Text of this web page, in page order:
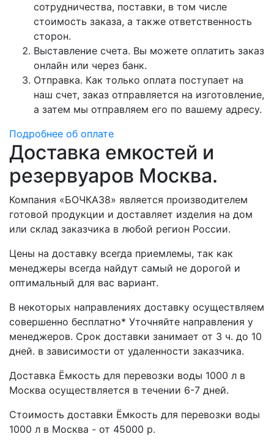
сотрудничества, поставки, в том числе
стоимость заказа, а также ответственность
сторон.
Выставление счета. Вы можете оплатить заказ
онлайн или через банк.
Отправка. Как только оплата поступает на
наш счет, заказ отправляется на изготовление,
а затем мы отправляем его по вашему адресу.
Подробнее об оплате
Доставка емкостей и
резервуаров Москва.
Компания «БОЧКА38» является производителем
готовой продукции и доставляет изделия на дом
или склад заказчика в любой регион России.
Цены на доставку всегда приемлемы, так как
менеджеры всегда найдут самый не дорогой и
оптимальный для вас вариант.
В некоторых направлениях доставку осуществляем
совершенно бесплатно* Уточняйте направления у
менеджеров. Срок доставки занимает от 3 ч. до 10
дней. в зависимости от удаленности заказчика.
Доставка Ёмкость для перевозки воды 1000 л в
Москва осуществляется в течении 6-7 дней.
Стоимость доставки Ёмкость для перевозки воды
1000 л в Москва - от 45000 р.